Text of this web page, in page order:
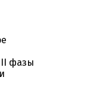
фазы